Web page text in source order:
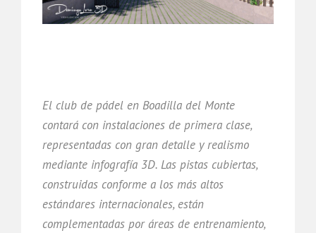
El club de pádel en Boadilla del Monte
contará con instalaciones de primera clase,
representadas con gran detalle y realismo
mediante infografía 3D. Las pistas cubiertas,
construidas conforme a los más altos
estándares internacionales, están
complementadas por áreas de entrenamiento,